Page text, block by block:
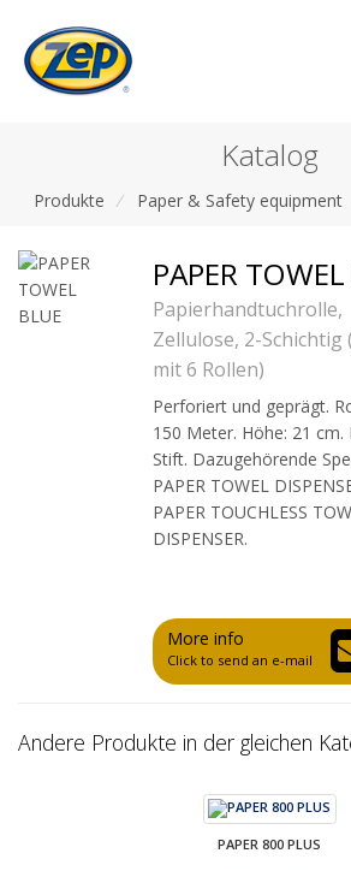
Katalog
Produkte / Paper & Safety equipment
PAPER
Papierhandtuchrolle,
Zellulose, 2-Schichtig
mit 6 Rollen)
Perforiert und geprägt.
150 Meter. Höhe: 21 cm.
Stift. Dazugehörende
PAPER TOWEL
PAPER TOUCHLESS
DISPENSER.
More info
Click to send an e-mail
Andere Produkte in der gleichen
PAPER 800 PLUS